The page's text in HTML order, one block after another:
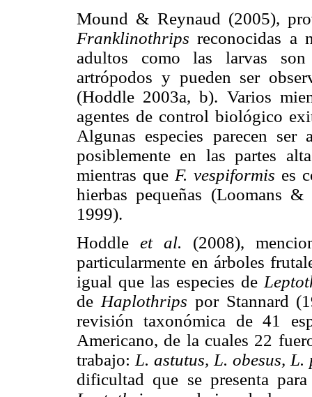
Mound & Reynaud (2005),
Franklinothripsreconocidas a
adultos como las larvas son
artrópodos y pueden ser
(Hoddle 2003a, b). Varios
agentes de control biológico
Algunas especies parecen
posiblemente en las partes
mientras que F. vespiformis es
hierbas pequeñas (Loomans
1999).
Hoddle et al. (2008),
particularmente en árboles
igual que las especies de
de Haplothrips por Stannard
revisión taxonómica de 41
Americano, de la cuales 22
trabajo: L. astutus, L. obesus,
dificultad que se presenta